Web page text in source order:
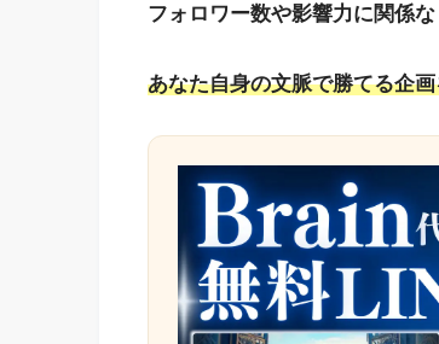
フォロワー数や影響力に関係
あなた自身の文脈で勝てる企